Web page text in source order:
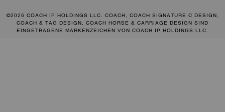
©2026 COACH IP HOLDINGS LLC. COACH, COACH SIGNATURE C DESIGN,
COACH & TAG DESIGN, COACH HORSE & CARRIAGE DESIGN SIND
EINGETRAGENE MARKENZEICHEN VON COACH IP HOLDINGS LLC.